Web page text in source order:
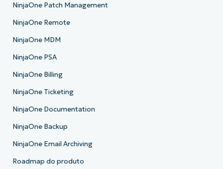
NinjaOne Patch Management
NinjaOne Remote
NinjaOne MDM
NinjaOne PSA
NinjaOne Billing
NinjaOne Ticketing
NinjaOne Documentation
NinjaOne Backup
NinjaOne Email Archiving
Roadmap do produto